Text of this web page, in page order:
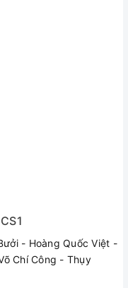
- Hoàng Quốc Việt -
Chí Công - Thụy